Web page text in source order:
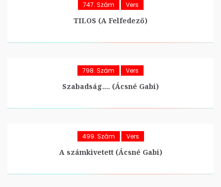
747. Szám Vers
TILOS (A Felfedező)
798. Szám Vers
Szabadság…. (Ácsné Gabi)
499. Szám Vers
A számkivetett (Ácsné Gabi)